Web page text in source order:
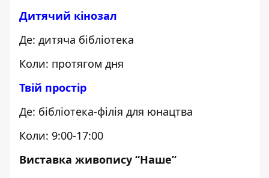
Дитячий кінозал
Де: дитяча бібліотека
Коли: протягом дня
Твій простір
Де: бібліотека-філія для юнацтва
Коли: 9:00-17:00
Виставка живопису “Наше”